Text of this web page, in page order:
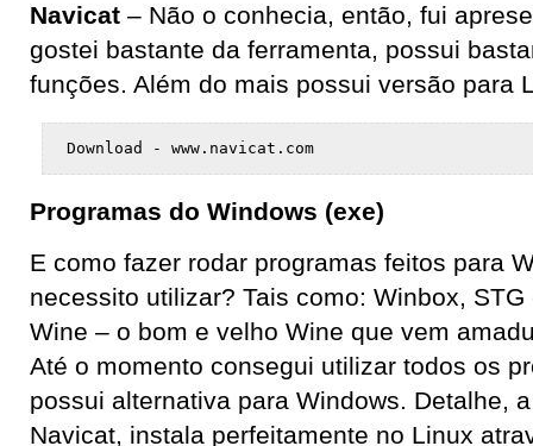
Navicat – Não o conhecia, então, fui
gostei bastante da ferramenta, possui
funções. Além do mais possui versão para
Download - www.navicat.com
Programas do Windows (exe)
E como fazer rodar programas feitos para
necessito utilizar? Tais como: Winbox,
Wine – o bom e velho Wine que vem
Até o momento consegui utilizar todos os
possui alternativa para Windows. Detalhe,
Navicat, instala perfeitamente no Linux